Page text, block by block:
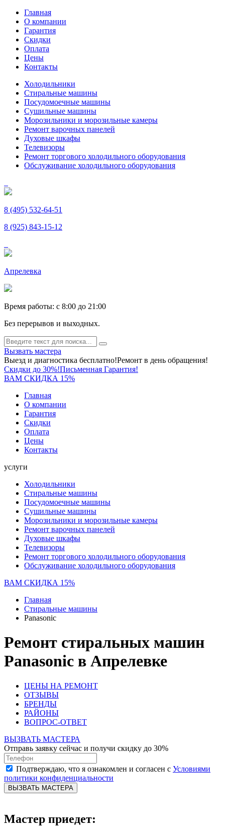
Главная
О компании
Гарантия
Скидки
Оплата
Цены
Контакты
Холодильники
Стиральные машины
Посудомоечные машины
Сушильные машины
Морозильники и морозильные камеры
Ремонт варочных панелей
Духовые шкафы
Телевизоры
Ремонт торгового холодильного оборудования
Обслуживание холодильного оборудования
8 (495) 532-64-51
8 (925) 843-15-12
Апрелевка
Время работы: c 8:00 до 21:00
Без перерывов и выходных.
Вызвать мастера
Выезд и диагностика бесплатно!Ремонт в день обращения!
Скидки до 30%!Письменная Гарантия!
ВАМ СКИДКА 15%
Главная
О компании
Гарантия
Скидки
Оплата
Цены
Контакты
услуги
Холодильники
Стиральные машины
Посудомоечные машины
Сушильные машины
Морозильники и морозильные камеры
Ремонт варочных панелей
Духовые шкафы
Телевизоры
Ремонт торгового холодильного оборудования
Обслуживание холодильного оборудования
ВАМ СКИДКА 15%
Главная
Стиральные машины
Panasonic
Ремонт стиральных машин
Panasonic в Апрелевке
ЦЕНЫ НА РЕМОНТ
ОТЗЫВЫ
БРЕНДЫ
РАЙОНЫ
ВОПРОС-ОТВЕТ
ВЫЗВАТЬ МАСТЕРА
Отправь заявку сейчас и получи скидку до 30%
Подтверждаю, что я ознакомлен и согласен с Условиями
политики конфиденциальности
ВЫЗВАТЬ МАСТЕРА
Мастер приедет: